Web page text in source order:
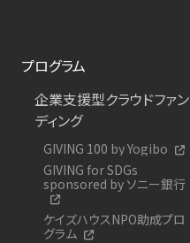
プログラム
企業支援型クラウドファン
ディング
GIVING 100 by Yogibo
GIVING for SDGs
sponsored by ソニー銀行
ケイズハウスNPO助成プロ
グラム